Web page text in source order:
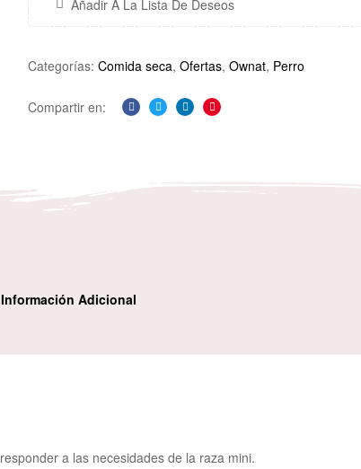
Añadir A La Lista De Deseos
Categorías: Comida seca, Ofertas, Ownat, Perro
Compartir en:
Facebook
TwitterLinkedinPinterest
Información Adicional
a las necesidades de la raza mini.